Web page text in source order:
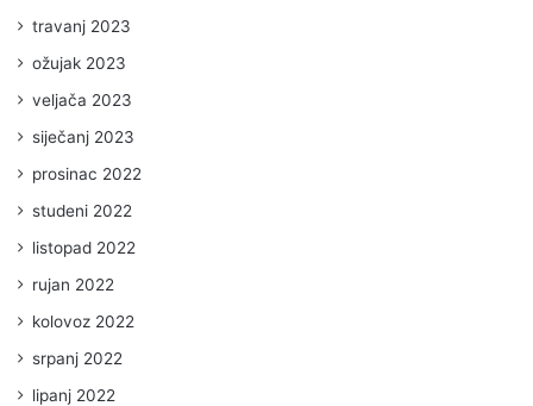
travanj 2023
ožujak 2023
veljača 2023
siječanj 2023
prosinac 2022
studeni 2022
listopad 2022
rujan 2022
kolovoz 2022
srpanj 2022
lipanj 2022